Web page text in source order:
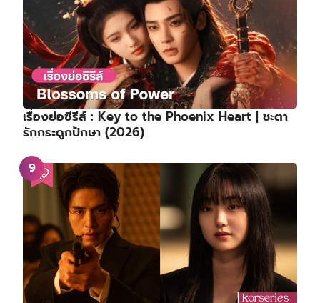
เรื่องย่อซีรีส์ : Key to the Phoenix Heart | ชะตา
รักกระดูกปักษา (2026)